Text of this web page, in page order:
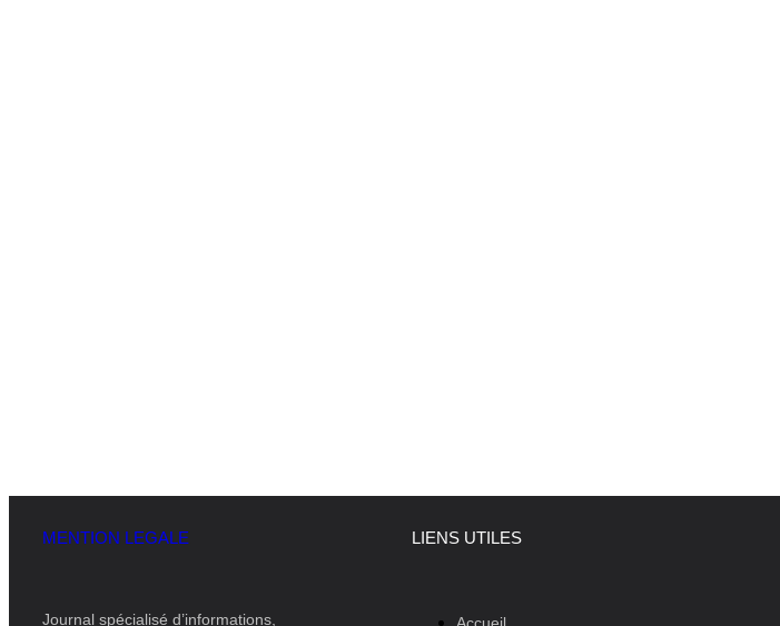
MENTION LEGALE
Journal spécialisé d’informations,
LIENS UTILES